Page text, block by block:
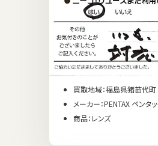
買取地域：福島県猪苗代町
メーカー：PENTAX ペンタッ
商品：レンズ